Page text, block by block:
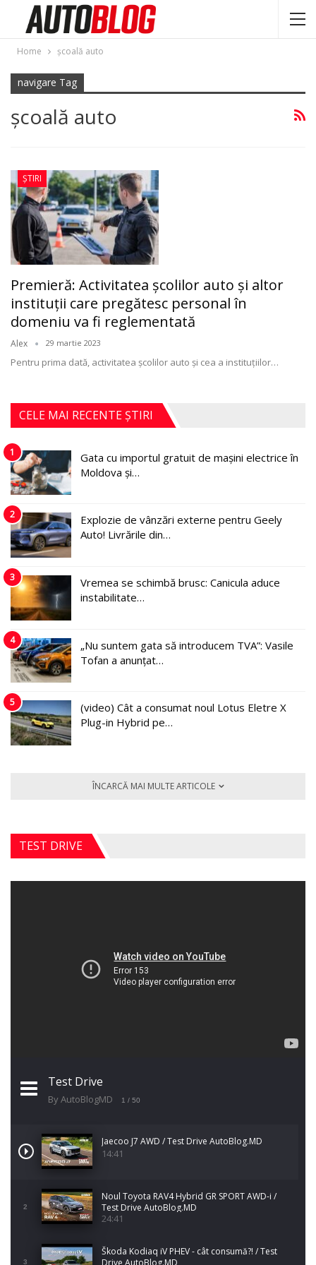
Home şcoală auto
navigare Tag
şcoală auto
ȘTIRI
Premieră: Activitatea școlilor auto şi altor
instituții care pregătesc personal în
domeniu va fi reglementată
Alex 29 martie 2023
Pentru prima dată, activitatea școlilor auto și cea a instituțiilor…
CELE MAI RECENTE ȘTIRI
1
Gata cu importul gratuit de mașini electrice în
Moldova și…
2
Explozie de vânzări externe pentru Geely
Auto! Livrările din…
3
Vremea se schimbă brusc: Canicula aduce
instabilitate…
4
„Nu suntem gata să introducem TVA”: Vasile
Tofan a anunțat…
5
(video) Cât a consumat noul Lotus Eletre X
Plug-in Hybrid pe…
ÎNCARCĂ MAI MULTE ARTICOLE
TEST DRIVE
Test Drive
By AutoBlogMD 1 / 50
Jaecoo J7 AWD / Test Drive AutoBlog.MD
14:41
2
Noul Toyota RAV4 Hybrid GR SPORT AWD-i /
Test Drive AutoBlog.MD
24:41
3
Škoda Kodiaq iV PHEV - cât consumă?! / Test
Drive AutoBlog.MD